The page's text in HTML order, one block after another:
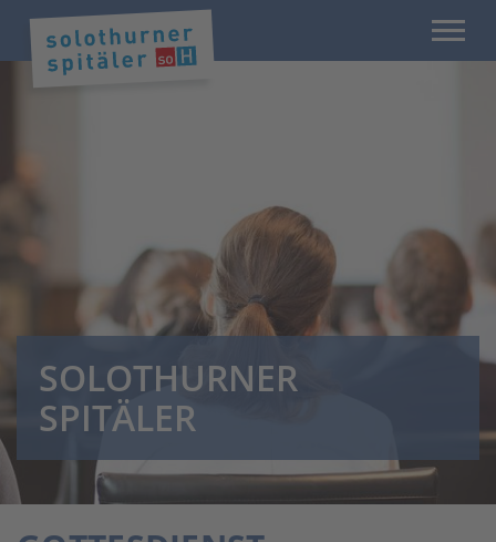
SOLOTHURNER
SPITÄLER